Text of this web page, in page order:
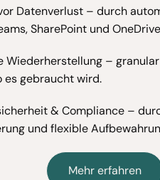
Datenverlust – durch
SharePoint und
Wiederherstellung –
es gebraucht wird.
& Compliance –
und flexible
Mehr erfahren